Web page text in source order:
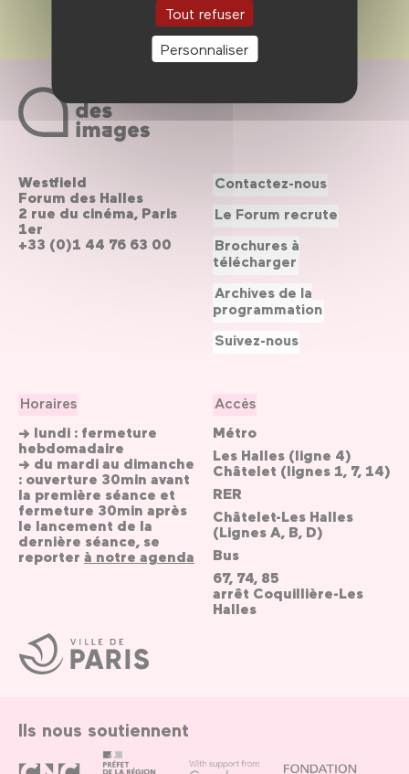
Tout refuser
Personnaliser
Ville
de
Paris
Westfield
Forum des Halles
2 rue du cinéma, Paris
1er
+33 (0)1 44 76 63 00
Horaires
→ lundi : fermeture
hebdomadaire
→ du mardi au dimanche
: ouverture 30min avant
la première séance et
fermeture 30min après
le lancement de la
dernière séance, se
reporter à notre agenda
Accès
Métro
Les Halles (ligne 4)
Châtelet (lignes 1, 7, 14)
RER
Châtelet-Les Halles
(Lignes A, B, D)
Bus
67, 74, 85
arrêt Coquillière-Les
Halles
Contactez-nous
Le Forum recrute
Brochures à
télécharger
Archives de la
programmation
Suivez-nous
Ils nous soutiennent